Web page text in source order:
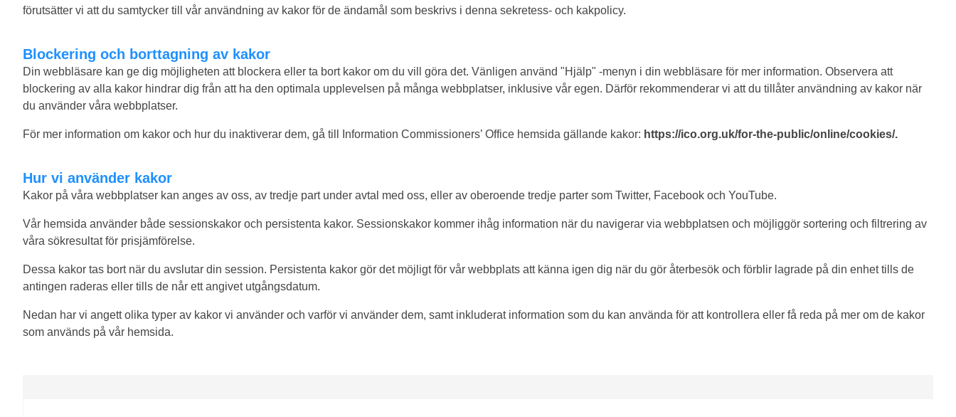
förutsätter vi att du samtycker till vår användning av kakor för de ändamål som beskrivs i denna sekretess- och kakpolicy.
Blockering och borttagning av kakor
Din webbläsare kan ge dig möjligheten att blockera eller ta bort kakor om du vill göra det. Vänligen använd "Hjälp" -menyn i din webbläsare för mer information. Observera att
blockering av alla kakor hindrar dig från att ha den optimala upplevelsen på många webbplatser, inklusive vår egen. Därför rekommenderar vi att du tillåter användning av kakor när
du använder våra webbplatser.
För mer information om kakor och hur du inaktiverar dem, gå till Information Commissioners’ Office hemsida gällande kakor: https://ico.org.uk/for-the-public/online/cookies/.
Hur vi använder kakor
Kakor på våra webbplatser kan anges av oss, av tredje part under avtal med oss, eller av oberoende tredje parter som Twitter, Facebook och YouTube.
Vår hemsida använder både sessionskakor och persistenta kakor. Sessionskakor kommer ihåg information när du navigerar via webbplatsen och möjliggör sortering och filtrering av
våra sökresultat för prisjämförelse.
Dessa kakor tas bort när du avslutar din session. Persistenta kakor gör det möjligt för vår webbplats att känna igen dig när du gör återbesök och förblir lagrade på din enhet tills de
antingen raderas eller tills de når ett angivet utgångsdatum.
Nedan har vi angett olika typer av kakor vi använder och varför vi använder dem, samt inkluderat information som du kan använda för att kontrollera eller få reda på mer om de kakor
som används på vår hemsida.